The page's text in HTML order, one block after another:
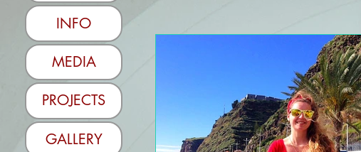
INFO
MEDIA
PROJECTS
GALLERY